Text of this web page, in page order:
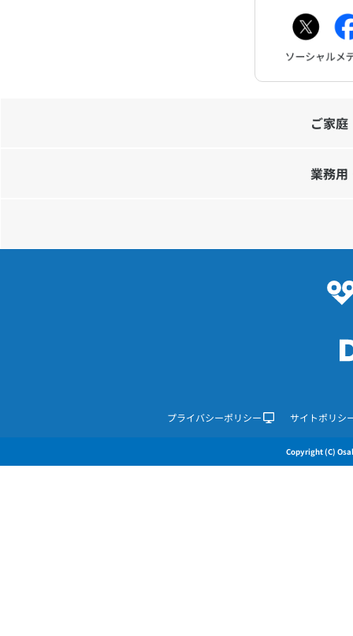
ご家
業務用
プライバシーポリシー サイトポリシ
Copyright (C)